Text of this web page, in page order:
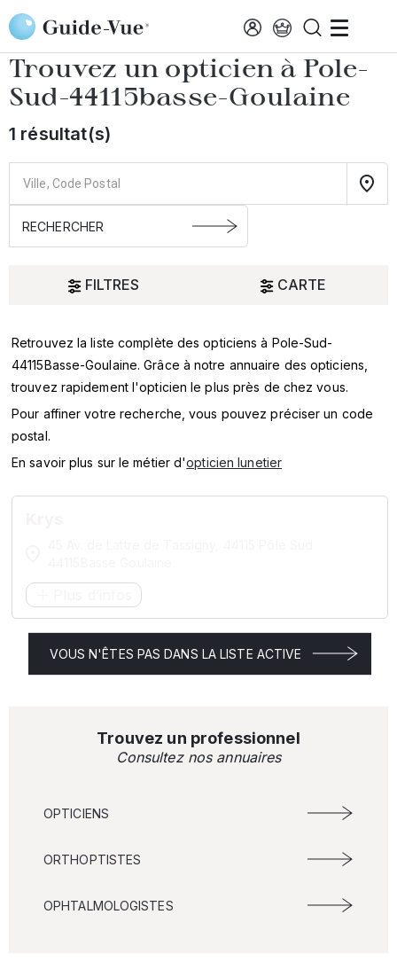
Aller au contenu principal
Accueil Choisir mon opticien Pole-Sud-44115basse-Goulaine
Trouvez un opticien à Pole-
Sud-44115basse-Goulaine
1 résultat(s)
FILTRES CARTE
Oui
SERVICES
MARQUES
Retrouvez la liste complète des opticiens à Pole-Sud-
44115Basse-Goulaine. Grâce à notre annuaire des opticiens,
trouvez rapidement l'opticien le plus près de chez vous.
Pour affiner votre recherche, vous pouvez préciser un code
postal.
En savoir plus sur le métier d'opticien lunetier
VOUS N'ÊTES PAS DANS LA LISTE ACTIVE
Trouvez un professionnel
Consultez nos annuaires
OPTICIENS
ORTHOPTISTES
OPHTALMOLOGISTES